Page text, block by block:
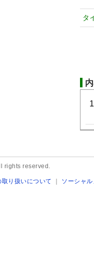
タ
rights reserved.
り扱いについて ｜ ソーシャ